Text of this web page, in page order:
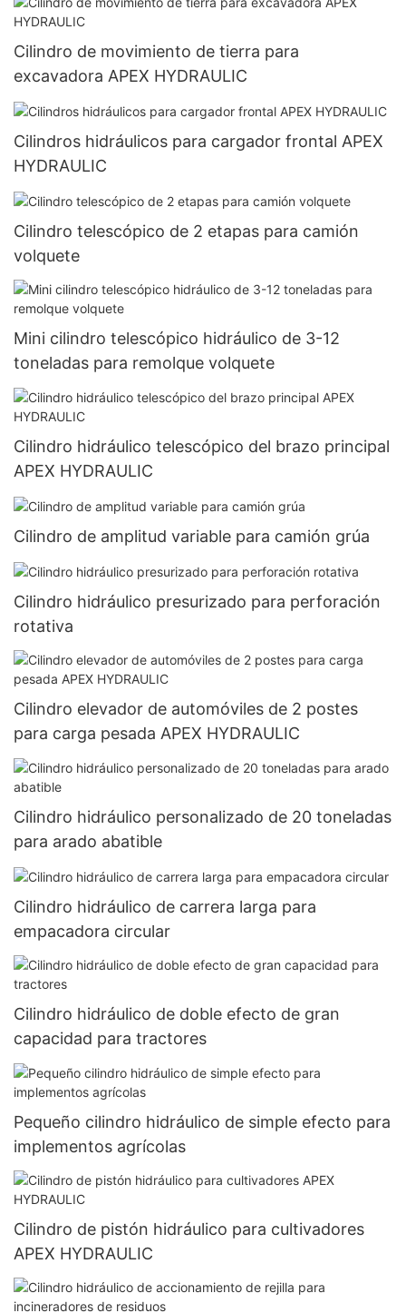
Cilindro de movimiento de tierra para
excavadora APEX HYDRAULIC
Cilindros hidráulicos para cargador frontal APEX
HYDRAULIC
Cilindro telescópico de 2 etapas para camión
volquete
Mini cilindro telescópico hidráulico de 3-12
toneladas para remolque volquete
Cilindro hidráulico telescópico del brazo principal
APEX HYDRAULIC
Cilindro de amplitud variable para camión grúa
Cilindro hidráulico presurizado para perforación
rotativa
Cilindro elevador de automóviles de 2 postes
para carga pesada APEX HYDRAULIC
Cilindro hidráulico personalizado de 20 toneladas
para arado abatible
Cilindro hidráulico de carrera larga para
empacadora circular
Cilindro hidráulico de doble efecto de gran
capacidad para tractores
Pequeño cilindro hidráulico de simple efecto para
implementos agrícolas
Cilindro de pistón hidráulico para cultivadores
APEX HYDRAULIC